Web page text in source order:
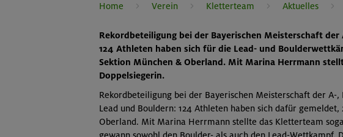
Home Verein Kletterteam Aktuelles
Rekordbeteiligung bei der Bayerischen Meisterschaft der
124 Athleten haben sich für die Lead- und
Sektion München & Oberland. Mit Marina Herrmann
Doppelsiegerin.
Rekordbeteiligung bei der Bayerischen Meisterschaft der A-,
Lead und Bouldern: 124 Athleten haben sich dafür
Oberland. Mit Marina Herrmann stellte das Kletterteam